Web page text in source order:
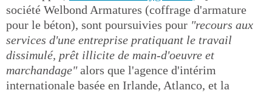
société Welbond Armatures (coffrage d'armature
pour le béton), sont poursuivies pour "recours aux
services d'une entreprise pratiquant le travail
dissimulé, prêt illicite de main-d'oeuvre et
marchandage"alors que l'agence d'intérim
internationale basée en Irlande, Atlanco, et la